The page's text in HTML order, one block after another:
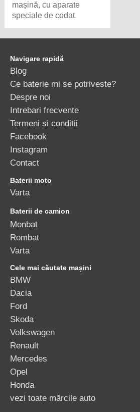
mașină, cu aparate
speciale de codat.
Navigare rapidă
Blog
Ce baterie mi se potriveste?
Despre noi
Intrebari frecvente
Termeni si conditii
Facebook
Instagram
Contact
Baterii moto
Varta
Baterii de camion
Monbat
Rombat
Varta
Cele mai căutate mașini
BMW
Dacia
Ford
Skoda
Volkswagen
Renault
Mercedes
Opel
Honda
vezi toate mărcile auto